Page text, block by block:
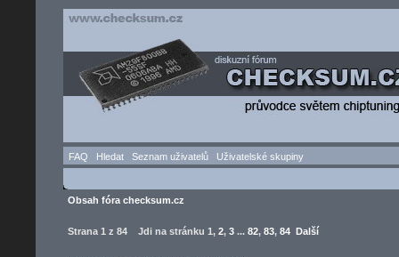
FAQ Hledat Seznam uživatelů Uživatelské skupiny
Obsah fóra checksum.cz
Strana 1 z 84 Jdi na stránku 1, 2, 3 ... 82, 83, 84 Další